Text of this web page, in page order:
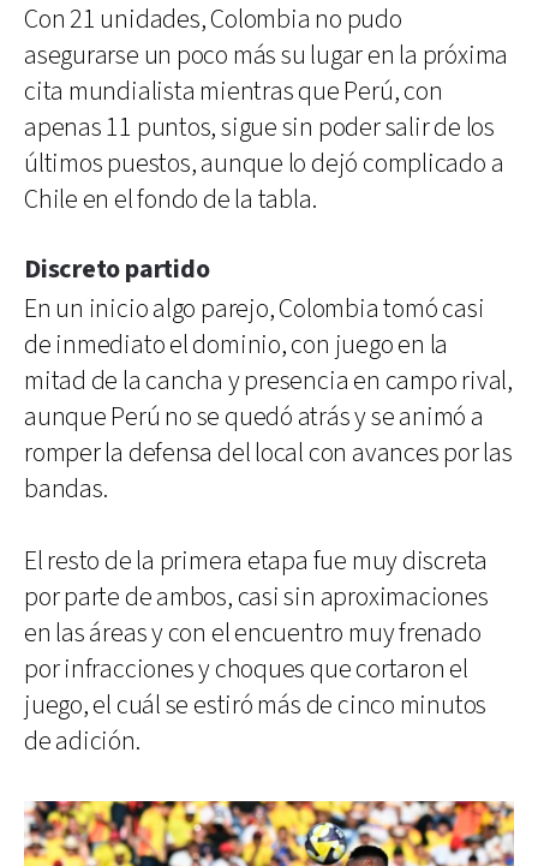
Con 21 unidades, Colombia no pudo
asegurarse un poco más su lugar en la próxima
cita mundialista mientras que Perú, con
apenas 11 puntos, sigue sin poder salir de los
últimos puestos, aunque lo dejó complicado a
Chile en el fondo de la tabla.
Discreto partido
En un inicio algo parejo, Colombia tomó casi
de inmediato el dominio, con juego en la
mitad de la cancha y presencia en campo rival,
aunque Perú no se quedó atrás y se animó a
romper la defensa del local con avances por las
bandas.
El resto de la primera etapa fue muy discreta
por parte de ambos, casi sin aproximaciones
en las áreas y con el encuentro muy frenado
por infracciones y choques que cortaron el
juego, el cuál se estiró más de cinco minutos
de adición.